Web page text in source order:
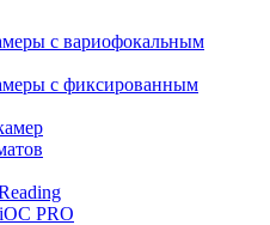
с вариофокальным
с фиксированным
PRO